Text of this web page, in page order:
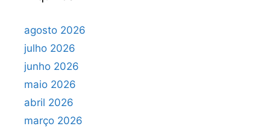
agosto 2026
julho 2026
junho 2026
maio 2026
abril 2026
março 2026